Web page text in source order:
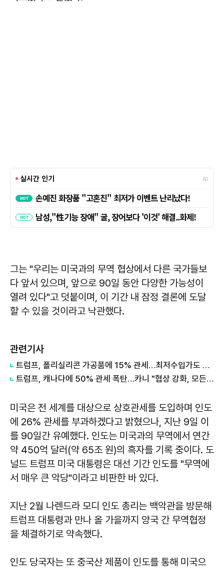
그는 "우리는 미국과의 무역 협상에서 다른 국가들보
다 앞서 있으며, 앞으로 90일 동안 다양한 가능성이
열려 있다"고 덧붙이며, 이 기간 내 잠정 결론에 도달
할 수 있을 것이라고 낙관했다.
관련기사
트럼프, 폴리실리콘 가공품에 15% 관세…최저수입가도 도입
트럼프, 캐나다에 50% 관세 폭탄…카니 "협상 강화, 모든 선택지 검토"
미국은 전 세계를 대상으로 상호관세를 도입하며 인도
에 26% 관세를 부과하겠다고 밝혔으나, 지난 9일 이
를 90일간 유예했다. 인도는 미국과의 무역에서 연간
약 450억 달러(약 65조 원)의 흑자를 기록 중이다. 도
널드 트럼프 미국 대통령은 대선 기간 인도를 "무역에
서 매우 큰 악당"이라고 비판한 바 있다.
지난 2월 나렌드라 모디 인도 총리는 백악관을 방문해
트럼프 대통령과 만나 올 가을까지 양국 간 무역협정
을 체결하기로 약속했다.
인도 당국자는 또 중국산 제품이 인도를 통해 미국으